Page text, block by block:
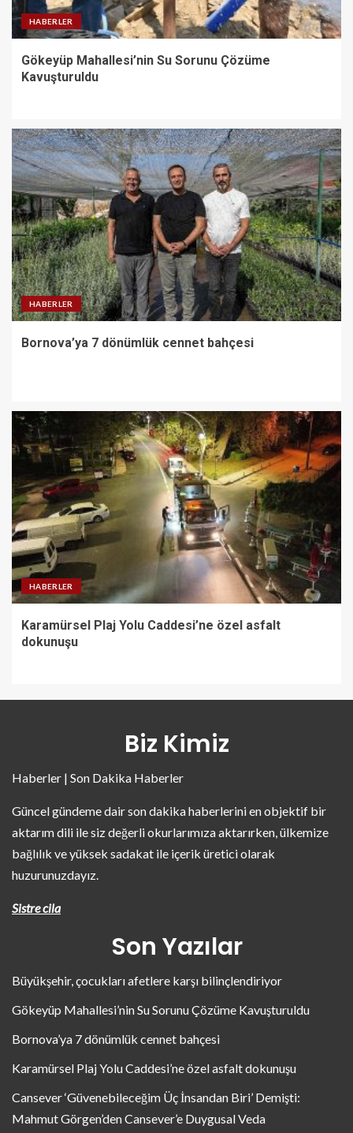
HABERLER
Gökeyüp Mahallesi’nin Su Sorunu Çözüme
Kavuşturuldu
HABERLER
Bornova’ya 7 dönümlük cennet bahçesi
HABERLER
Karamürsel Plaj Yolu Caddesi’ne özel asfalt
dokunuşu
Biz Kimiz
Haberler | Son Dakika Haberler
Güncel gündeme dair son dakika haberlerini en objektif bir
aktarım dili ile siz değerli okurlarımıza aktarırken, ülkemize
bağlılık ve yüksek sadakat ile içerik üretici olarak
huzurunuzdayız.
Sistre cila
Son Yazılar
Büyükşehir, çocukları afetlere karşı bilinçlendiriyor
Gökeyüp Mahallesi’nin Su Sorunu Çözüme Kavuşturuldu
Bornova’ya 7 dönümlük cennet bahçesi
Karamürsel Plaj Yolu Caddesi’ne özel asfalt dokunuşu
Cansever ‘Güvenebileceğim Üç İnsandan Biri’ Demişti:
Mahmut Görgen’den Cansever’e Duygusal Veda